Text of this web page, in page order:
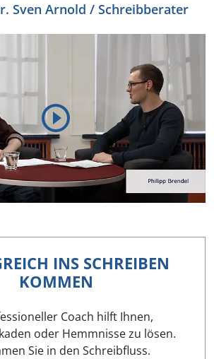
Sven Arnold / Schreibberater
INS SCHREIBEN
KOMMEN
Coach hilft Ihnen,
oder Hemmnisse zu lösen.
Sie in den Schreibfluss.